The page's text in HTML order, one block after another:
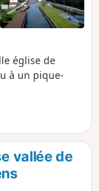
église de
à un pique-
vallée de